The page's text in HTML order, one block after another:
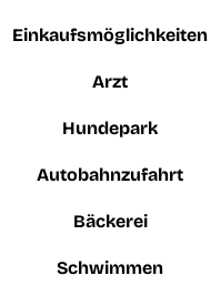
Einkaufsmöglichkeiten
Arzt
Hundepark
Autobahnzufahrt
Bäckerei
Schwimmen